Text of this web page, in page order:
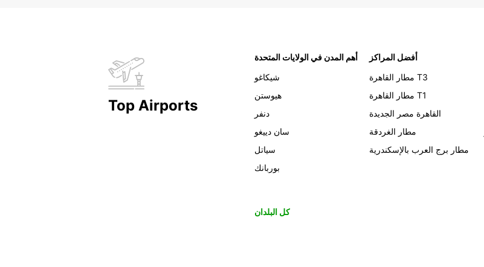
Top Airports
أهم المدن في الولايات المتحدة
شيكاغو
هيوستن
دنفر
سان دييغو
سياتل
بوربانك
أفضل المراكز
مطار القاهرة T3
مطار القاهرة T1
القاهرة مصر الجديدة
مطار الغردقة
مطار برج العرب بالإسكندرية
كل البلدان